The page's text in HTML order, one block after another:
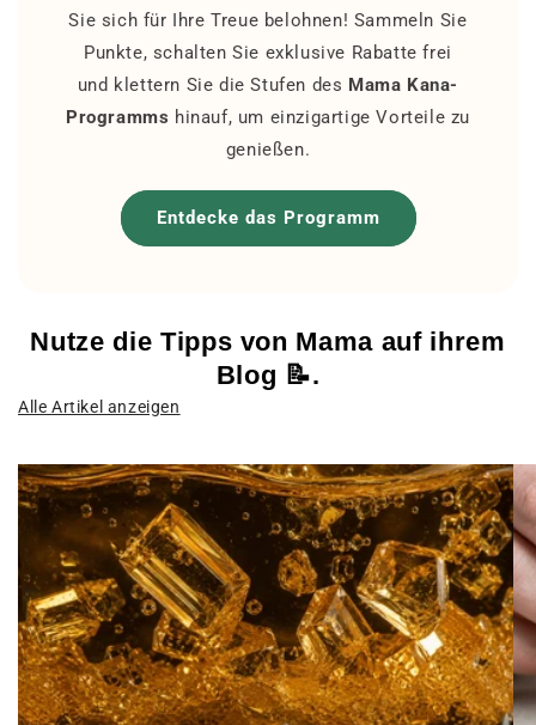
Sie sich für Ihre Treue belohnen! Sammeln Sie
Punkte, schalten Sie exklusive Rabatte frei
und klettern Sie die Stufen des Mama Kana-
Programms hinauf, um einzigartige Vorteile zu
genießen.
Entdecke das Programm
Nutze die Tipps von Mama auf ihrem
Blog 📝.
Alle Artikel anzeigen